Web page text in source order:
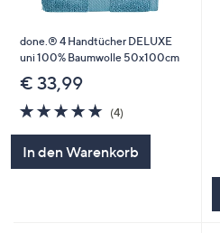
done.® 4 Handtücher DELUXE
uni 100% Baumwolle 50x100cm
€ 33,99
4.8
von
(4)4
In den Warenkorb